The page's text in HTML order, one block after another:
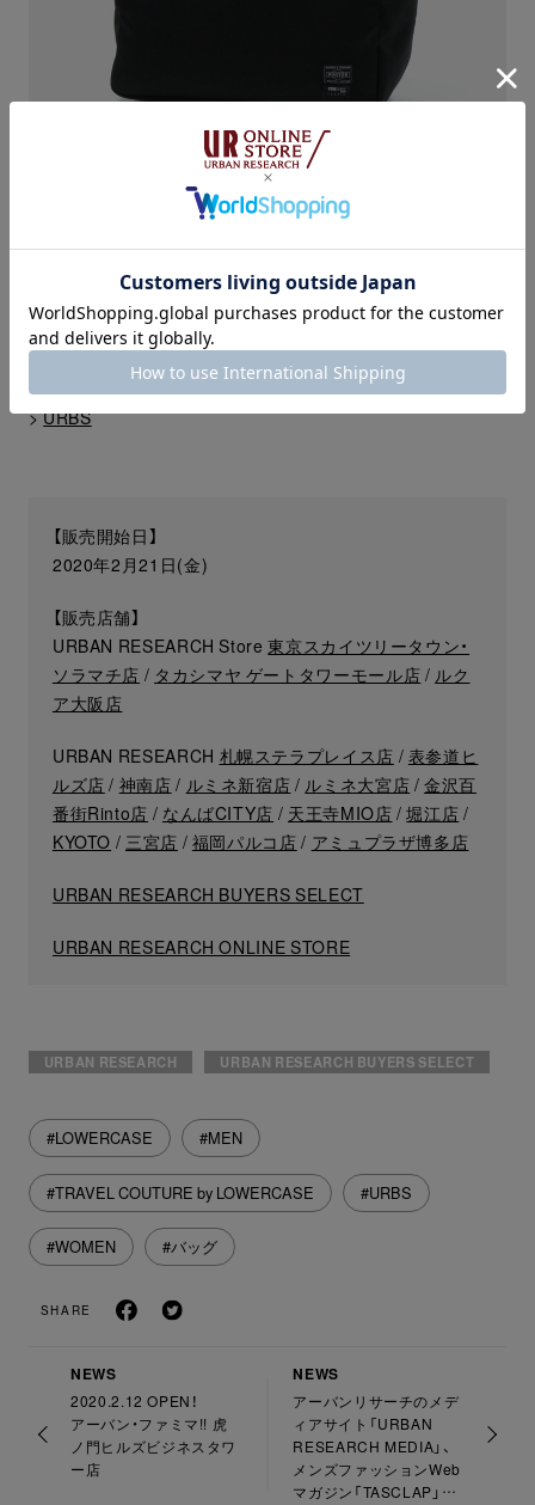
TRAVEL COUTURE by LOWERCASE
コーデュラトート L
Price：¥12,100 (税込)
Color：OFF / NAVY / BLACK
生産国：日本
素材：コーデュラポリエステル
>URBS
【販売開始日】
2020年2月21日(金)
【販売店舗】
URBAN RESEARCH Store東京スカイツリータウン・
ソラマチ店 / タカシマヤ ゲートタワーモール店 / ルク
ア大阪店
URBAN RESEARCH 札幌ステラプレイス店 / 表参道ヒ
ルズ店 / 神南店 / ルミネ新宿店 / ルミネ大宮店 /金沢百
番街Rinto店 / なんばCITY店 / 天王寺MIO店 /堀江店 /
KYOTO / 三宮店 / 福岡パルコ店 / アミュプラザ博多店
URBAN RESEARCH BUYERS SELECT
URBAN RESEARCH ONLINE STORE
URBAN RESEARCH URBAN RESEARCH BUYERS SELECT
#LOWERCASE #MEN
#TRAVEL COUTURE by LOWERCASE #URBS
#WOMEN #バッグ
SHARE
NEWS
2020.2.12 OPEN！
アーバン・ファミマ!! 虎
ノ門ヒルズビジネスタワ
ー店
NEWS
アーバンリサーチのメデ
ィアサイト「URBAN
RESEARCH MEDIA」、
メンズファッションWeb
マガジン「TASCLAP」の